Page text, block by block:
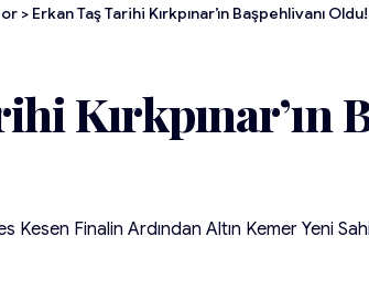
> Erkan Taş Tarihi Kırkpınar’ın Başpehlivanı Oldu!
Kırkpınar’ın
Kesen Finalin Ardından Altın Kemer Yeni